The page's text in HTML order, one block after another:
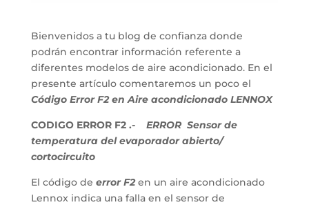
Bienvenidos a tu blog de confianza donde
podrán encontrar información referente a
diferentes modelos de aire acondicionado. En el
presente artículo comentaremos un poco el
Código Error F2 en Aire acondicionado LENNOX
CODIGO ERROR F2 .-
ERROR Sensor de
temperatura del evaporador abierto/
cortocircuito
El código de error F2en un aire acondicionado
Lennox indica una falla en el sensor de